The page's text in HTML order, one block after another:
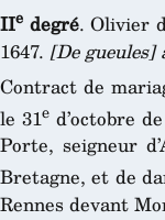
IIe degré. Olivier
1647. [De gueules]
Contract de
le 31e d’octobre
Porte, seigneur
Bretagne, et de
Rennes devant